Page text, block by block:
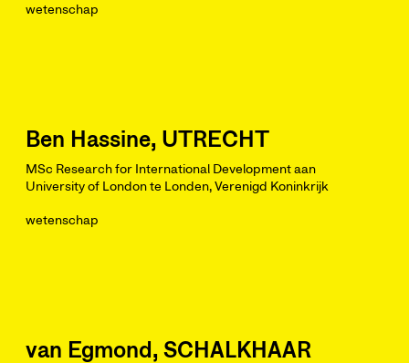
wetenschap
Ben Hassine, UTRECHT
MSc Research for International Development aan
University of London te Londen, Verenigd Koninkrijk
wetenschap
van Egmond, SCHALKHAAR